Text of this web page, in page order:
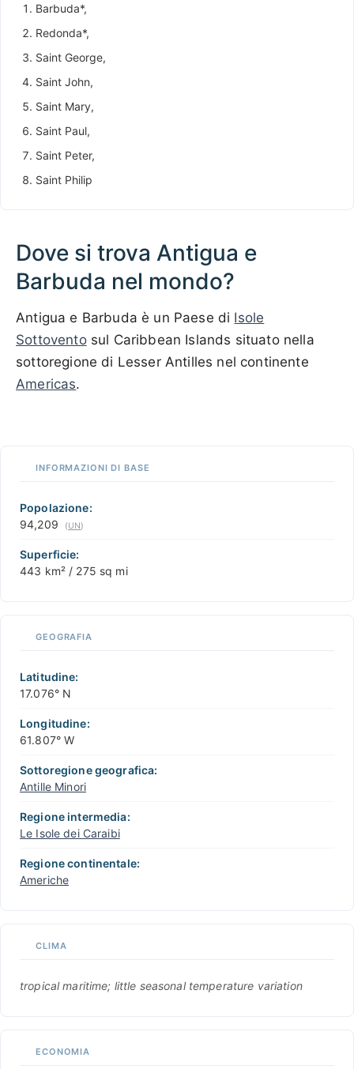
Barbuda*,
Redonda*,
Saint George,
Saint John,
Saint Mary,
Saint Paul,
Saint Peter,
Saint Philip
Dove si trova Antigua e
Barbuda nel mondo?
Antigua e Barbuda è un Paese di Isole
Sottoventosul Caribbean Islands situato nella
sottoregione di Lesser Antilles nel continente
Americas.
−
INFORMAZIONI DI BASE
Popolazione:
94,209
(UN)
Superficie:
443 km² / 275 sq mi
GEOGRAFIA
Latitudine:
17.076° N
Longitudine:
61.807° W
Sottoregione geografica:
Antille Minori
Regione intermedia:
Le Isole dei Caraibi
Regione continentale:
Americhe
CLIMA
tropical maritime; little seasonal temperature variation
ECONOMIA